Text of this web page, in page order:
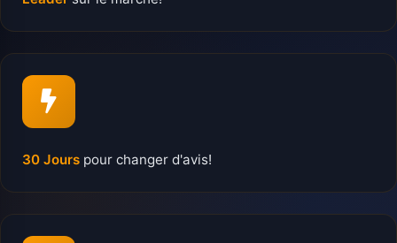
30 Jours pour changer d'avis!